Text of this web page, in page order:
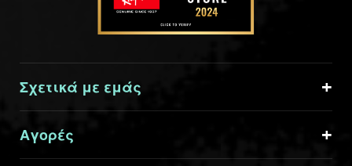
Σχετικά με εμάς
Αγορές